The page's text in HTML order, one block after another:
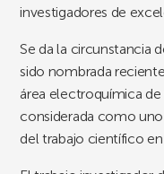
investigadores de
Se da la circunstancia
sido nombrada
área electroquímica
considerada como
del trabajo científico